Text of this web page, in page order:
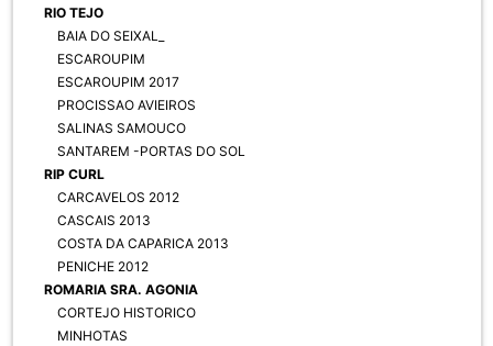
RIO TEJO
BAIA DO SEIXAL_
ESCAROUPIM
ESCAROUPIM 2017
PROCISSAO AVIEIROS
SALINAS SAMOUCO
SANTAREM -PORTAS DO SOL
RIP CURL
CARCAVELOS 2012
CASCAIS 2013
COSTA DA CAPARICA 2013
PENICHE 2012
ROMARIA SRA. AGONIA
CORTEJO HISTORICO
MINHOTAS